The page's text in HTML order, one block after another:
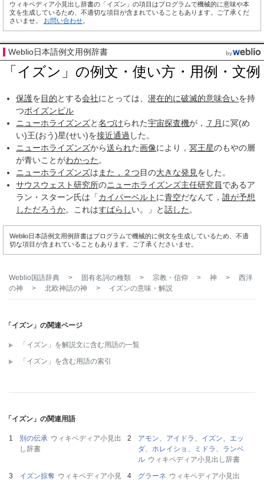
ウィキペディア小見出し辞書の「イズン」の項目はプログラムで機械的に意味や本
文を生成しているため、不適切な項目が含まれていることもあります。ご了承くだ
さいませ。 お問い合わせ
Weblio日本語例文用例辞書
「イズン」の例文・使い方・用例・文例
保護を目的とする会社にとっては、潜在的に破滅的意味合いを持
つポイズンピル
ニューホライズンズと名づけられた宇宙探査機が， ７月 に冥(め
い)王(おう)星(せい)を接近通過 した。
ニューホライズンズから送られた画像により，冥王星のもやの層
が青いことがわかった 。
ニューホライズンズは また， ２つ目の大きな発見をした。
サウスウェスト研究所のニューホライズンズ主任研究員であるア
ラン・スターン氏は「カイパーベルト に青空だなんて，誰が予想
しただろうか。これはすばらしい。」と話した 。
Weblio日本語例文用例辞書はプログラムで機械的に例文を生成しているため、不適
切な項目が含まれていることもあります。ご了承くださいませ。
Weblio国語辞典 > 固有名詞の種類 > 宗教・信仰 > 神 >
西洋
の神
> 北欧神話の神 > イズンの意味・解説
「イズン」の関連ページ
「イズン」を解説文に含む用語の一覧
「イズン」を含む用語の索引
「イズン」の関連用語
別の伝承 ウィキペディア小見出
し辞書
アモン、アイドラ、イズン、エッ
ダ、ホレイショ、ミドラ、ランベ
ル ウィキペディア小見出し辞書
イズン掠奪 ウィキペディア小見
グラーネ ウィキペディア小見出